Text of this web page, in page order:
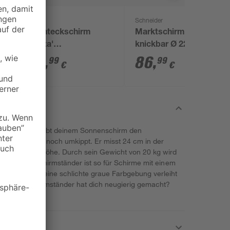
Rechteckschirm
'Malta'
drehbar/knickbar 150
x 200 cm
,99 €
Schneider
Marktschirm 'Bilbao'
knickbar Ø 220 cm
86,99 €
Schneider gibt deinem Sonnenschirm den
wegfliegt noch umkippt. Er misst 24 cm in der
cm in der Höhe. Durch sein Gewicht von 20 kg wird
Gartenschirmständer ist so für Schirme mit einem
geeignet. Seine schlichte graue Farbgebung verleiht
Der Schirmständer hat dich neugierig gemacht?
an.